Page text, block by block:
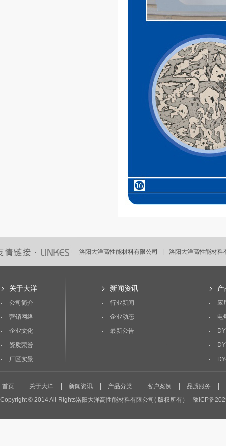
洛阳大洋高性能材料有限公司 | 洛阳大洋高性能材
关于大洋
公司简介
营销网络
企业文化
资质荣誉
厂区实景
新闻资讯
行业新闻
企业动态
最新公告
应
电
首页 关于大洋 新闻资讯 产品分类 客户案例
品质服务
Copyright © 2014 All Rights洛阳大洋高性能材料有限公司( 版权所有）
豫ICP备